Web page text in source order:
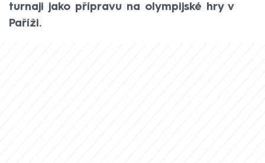
turnaji jako přípravu na olympijské hry v
Paříži.